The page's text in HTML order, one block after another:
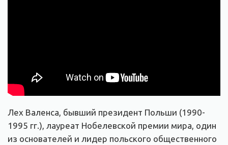
Лех Валенса, бывший президент Польши (1990-
1995 гг.), лауреат Нобелевской премии мира, один
из основателей и лидер польского общественного